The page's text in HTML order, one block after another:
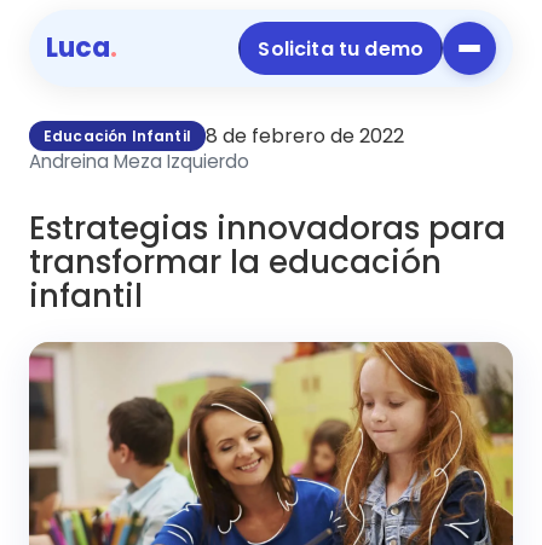
Luca. Solicita tu demo
Educación Infantil 8 de febrero de 2022
Andreina Meza Izquierdo
Estrategias innovadoras para
transformar la educación
infantil